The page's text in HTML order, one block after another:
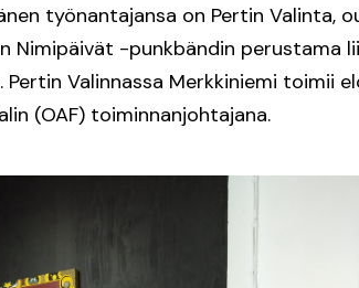
työnantajansa on Pertin Valinta,
Nimipäivät -punkbändin perustama
Valinnassa Merkkiniemi toimii
(OAF) toiminnanjohtajana.